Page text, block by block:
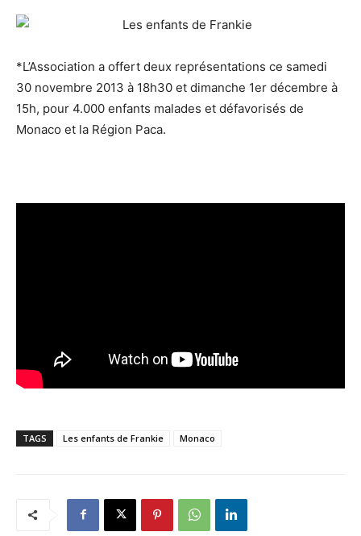
*L’Association a offert deux représentations ce samedi
30 novembre 2013 à 18h30 et dimanche 1er décembre à
15h, pour 4.000 enfants malades et défavorisés de
Monaco et la Région Paca.
TAGS Les enfants de Frankie Monaco